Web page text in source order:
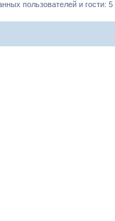
пользователей и гости: 5